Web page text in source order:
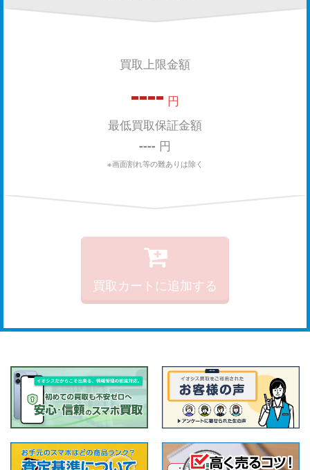
買取上限金額
---- 円
最低買取保証金額
---- 円
※画面割れ等の難ありは除く
買取カートに追加する